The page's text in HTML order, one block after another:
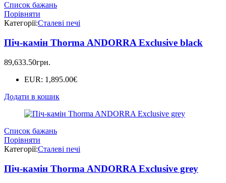
Список бажань
Порівняти
Категорії:Сталеві печі
Піч-камін Thorma ANDORRA Exclusive black
89,633.50грн.
EUR: 1,895.00€
Додати в кошик
Список бажань
Порівняти
Категорії:Сталеві печі
Піч-камін Thorma ANDORRA Exclusive grey